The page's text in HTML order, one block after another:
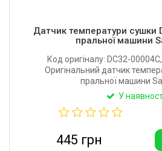
Датчик температури сушки
пральної машини
Код оригіналу: DC32-
Оригінальний датчик
пральної машини
У
445 грн